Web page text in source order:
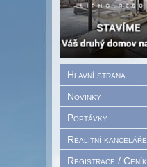
Hlavní strana
Novinky
Poptávky
Realitní kanceláře
Registrace / Ceník